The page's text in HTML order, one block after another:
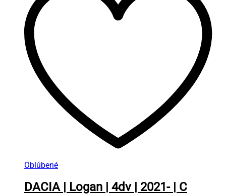
Oblúbené
DACIA | Logan | 4dv | 2021- | C